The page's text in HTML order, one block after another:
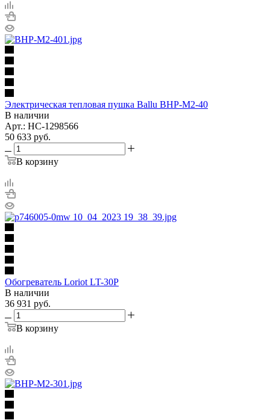
Электрическая тепловая пушка Ballu BHP-M2-40
В наличии
Арт.: НС-1298566
50 633 руб.
В корзину
Обогреватель Loriot LT-30P
В наличии
36 931 руб.
В корзину